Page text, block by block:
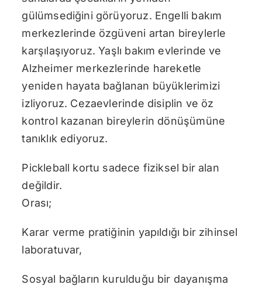
gülümsediğini görüyoruz. Engelli bakım
merkezlerinde özgüveni artan bireylerle
karşılaşıyoruz. Yaşlı bakım evlerinde ve
Alzheimer merkezlerinde hareketle
yeniden hayata bağlanan büyüklerimizi
izliyoruz. Cezaevlerinde disiplin ve öz
kontrol kazanan bireylerin dönüşümüne
tanıklık ediyoruz.
Pickleball kortu sadece fiziksel bir alan
değildir.
Orası;
Karar verme pratiğinin yapıldığı bir zihinsel
laboratuvar,
Sosyal bağların kurulduğu bir dayanışma